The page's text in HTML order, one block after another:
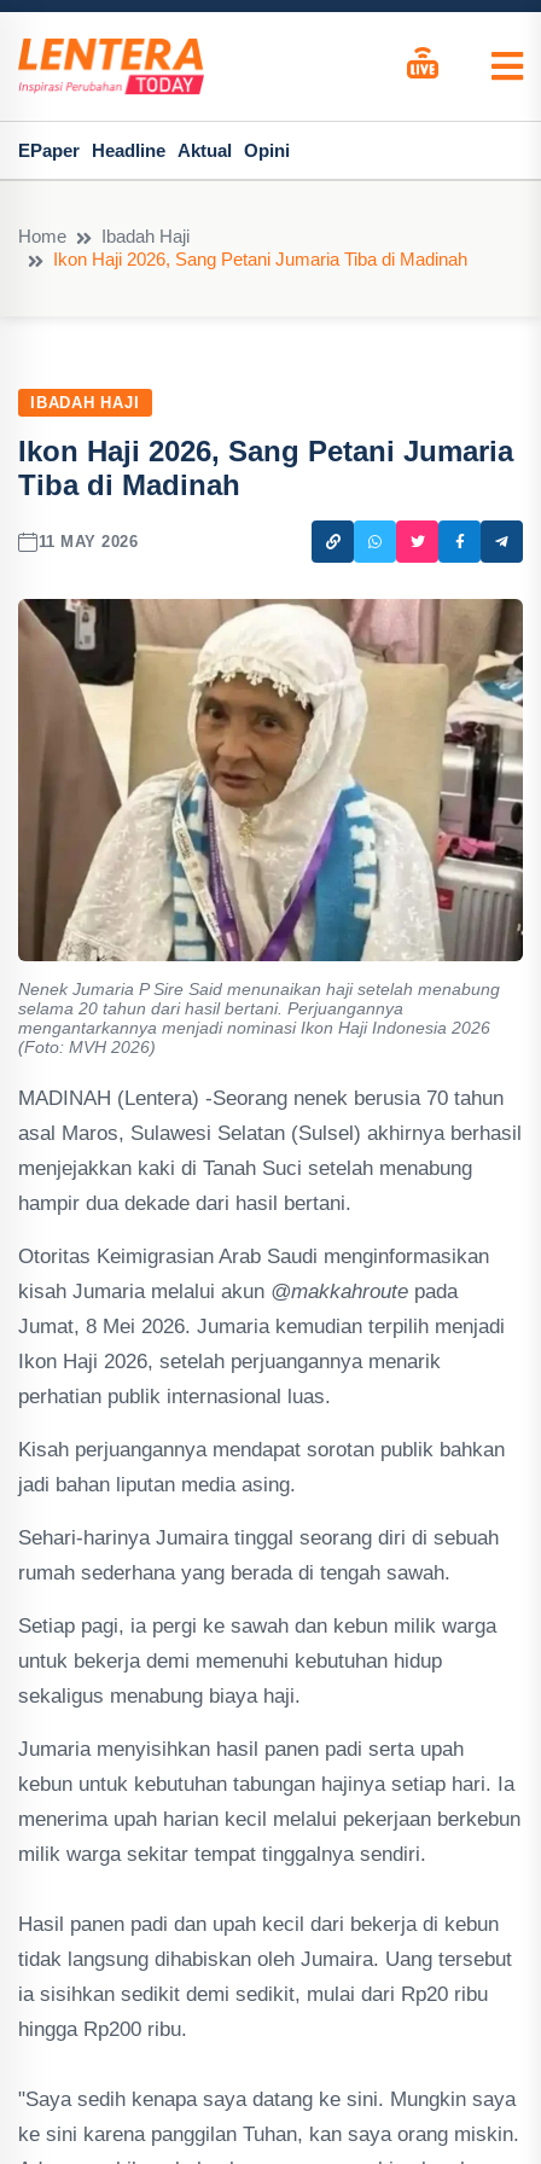
EPaper Headline Aktual Opini
Home
Ibadah Haji
Ikon Haji 2026, Sang Petani Jumaria Tiba di Madinah
IBADAH HAJI
Ikon Haji 2026, Sang Petani Jumaria
Tiba di Madinah
11 MAY 2026
Nenek Jumaria P Sire Said menunaikan haji setelah menabung
selama 20 tahun dari hasil bertani. Perjuangannya
mengantarkannya menjadi nominasi Ikon Haji Indonesia 2026
(Foto: MVH 2026)
MADINAH (Lentera) -Seorang nenek berusia 70 tahun
asal Maros, Sulawesi Selatan (Sulsel) akhirnya berhasil
menjejakkan kaki di Tanah Suci setelah menabung
hampir dua dekade dari hasil bertani.
Otoritas Keimigrasian Arab Saudi menginformasikan
kisah Jumaria melalui akun @makkahroute pada
Jumat, 8 Mei 2026. Jumaria kemudian terpilih menjadi
Ikon Haji 2026, setelah perjuangannya menarik
perhatian publik internasional luas.
Kisah perjuangannya mendapat sorotan publik bahkan
jadi bahan liputan media asing.
Sehari-harinya Jumaira tinggal seorang diri di sebuah
rumah sederhana yang berada di tengah sawah.
Setiap pagi, ia pergi ke sawah dan kebun milik warga
untuk bekerja demi memenuhi kebutuhan hidup
sekaligus menabung biaya haji.
Jumaria menyisihkan hasil panen padi serta upah
kebun untuk kebutuhan tabungan hajinya setiap hari. Ia
menerima upah harian kecil melalui pekerjaan berkebun
milik warga sekitar tempat tinggalnya sendiri.
Hasil panen padi dan upah kecil dari bekerja di kebun
tidak langsung dihabiskan oleh Jumaira. Uang tersebut
ia sisihkan sedikit demi sedikit, mulai dari Rp20 ribu
hingga Rp200 ribu.
"Saya sedih kenapa saya datang ke sini. Mungkin saya
ke sini karena panggilan Tuhan, kan saya orang miskin.